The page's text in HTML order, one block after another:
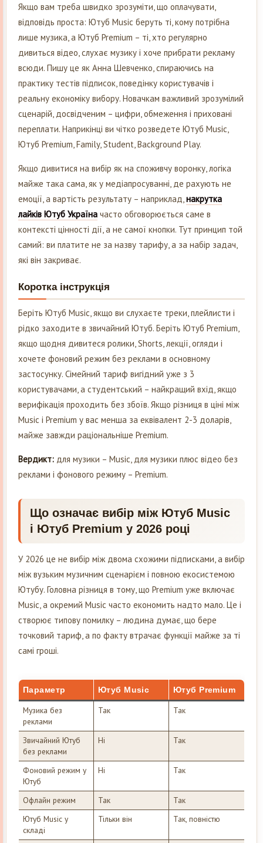
Якщо вам треба швидко зрозуміти, що оплачувати,
відповідь проста: Ютуб Music беруть ті, кому потрібна
лише музика, а Ютуб Premium – ті, хто регулярно
дивиться відео, слухає музику і хоче прибрати рекламу
всюди. Пишу це як Анна Шевченко, спираючись на
практику тестів підписок, поведінку користувачів і
реальну економіку вибору. Новачкам важливий зрозумілий
сценарій, досвідченим – цифри, обмеження і приховані
переплати. Наприкінці ви чітко розведете Ютуб Music,
Ютуб Premium, Family, Student, Background Play.
Якщо дивитися на вибір як на споживчу воронку, логіка
майже така сама, як у медіапросуванні, де рахують не
емоції, а вартість результату – наприклад,накрутка
лайків Ютуб Україна часто обговорюється саме в
контексті цінності дії, а не самої кнопки. Тут принцип той
самий: ви платите не за назву тарифу, а за набір задач,
які він закриває.
Коротка інструкція
Беріть Ютуб Music, якщо ви слухаєте треки, плейлисти і
рідко заходите в звичайний Ютуб. Беріть Ютуб Premium,
якщо щодня дивитеся ролики, Shorts, лекції, огляди і
хочете фоновий режим без реклами в основному
застосунку. Сімейний тариф вигідний уже з 3
користувачами, а студентський – найкращий вхід, якщо
верифікація проходить без збоїв. Якщо різниця в ціні між
Music і Premium у вас менша за еквівалент 2-3 доларів,
майже завжди раціональніше Premium.
Вердикт: для музики – Music, для музики плюс відео без
реклами і фонового режиму – Premium.
Що означає вибір між Ютуб Music
і Ютуб Premium у 2026 році
У 2026 це не вибір між двома схожими підписками, а вибір
між вузьким музичним сценарієм і повною екосистемою
Ютубу. Головна різниця в тому, що Premium уже включає
Music, а окремий Music часто економить надто мало. Це і
створює типову помилку – людина думає, що бере
точковий тариф, а по факту втрачає функції майже за ті
самі гроші.
Параметр Ютуб Music Ютуб Premium
Музика без
реклами
Так Так
Звичайний Ютуб
без реклами
Ні Так
Фоновий режим у
Ютуб
Ні Так
Офлайн режим Так
Так
Ютуб Music у
складі
Тільки він Так, повністю